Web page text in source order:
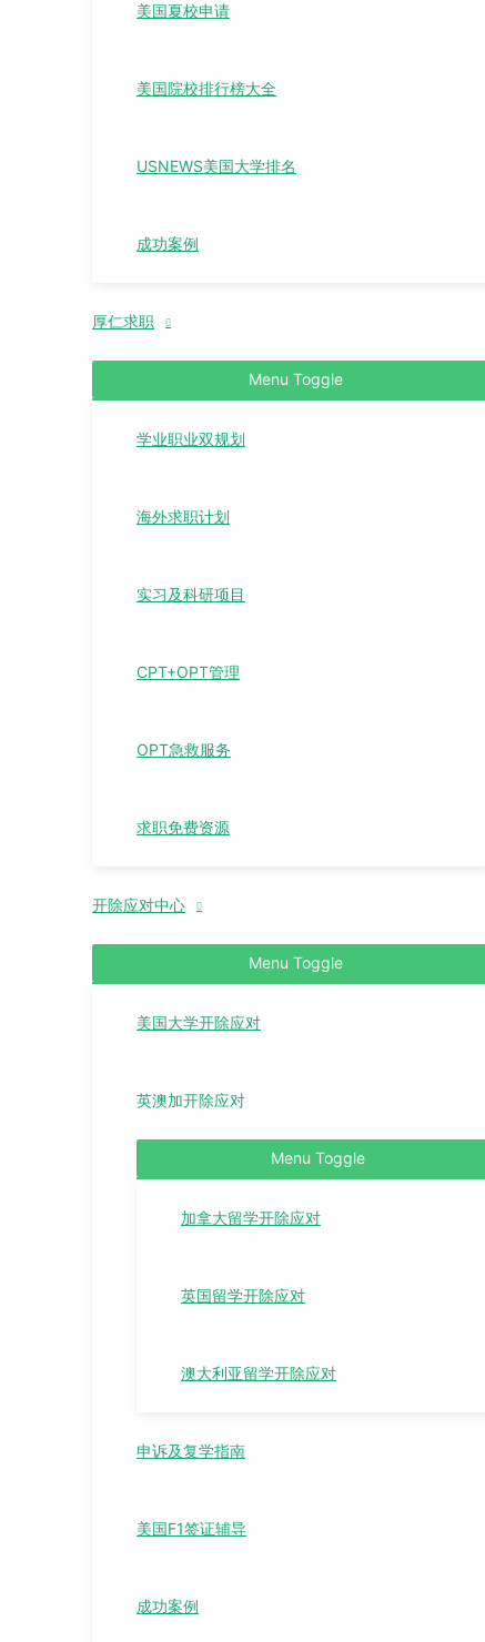
美国夏校申请
美国院校排行榜大全
USNEWS美国大学排名
成功案例
厚仁求职
Menu Toggle
学业职业双规划
海外求职计划
实习及科研项目
CPT+OPT管理
OPT急救服务
求职免费资源
开除应对中心
Menu Toggle
美国大学开除应对
英澳加开除应对
Menu Toggle
加拿大留学开除应对
英国留学开除应对
澳大利亚留学开除应对
申诉及复学指南
美国F1签证辅导
成功案例